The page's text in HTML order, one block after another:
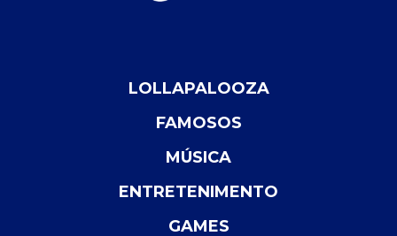
LOLLAPALOOZA
FAMOSOS
MÚSICA
ENTRETENIMENTO
GAMES